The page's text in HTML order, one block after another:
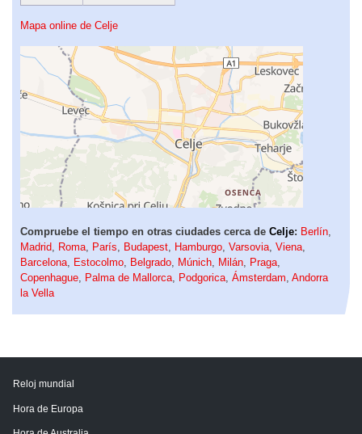
Mapa online de Celje
Compruebe el tiempo en otras ciudades cerca de Celje: Berlín
Madrid
Roma París Budapest Hamburgo Varsovia Viena
Barcelona
Estocolmo Belgrado Múnich Milán Praga
Copenhague
Palma de Mallorca Podgorica Ámsterdam Andorra
la Vella
Reloj mundial
Hora de Europa